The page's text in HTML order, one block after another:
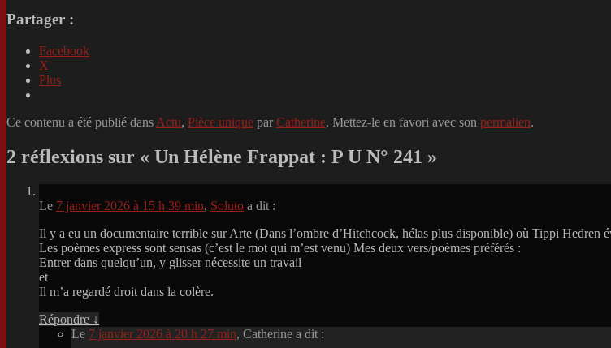
Partager :
Facebook
X
Plus
Ce contenu a été publié dans Actu, Pièce unique par Catherine. Mettez-le en favori avec son permalien.
2 réflexions sur « Un Hélène Frappat : P U N° 241 »
Le 7 janvier 2026 à 15 h 39 min, Soluto a dit :
Il y a eu un documentaire terrible sur Arte (Dans l’ombre d’Hitchcock, hélas plus disponible) où Tippi Hedren
Les poèmes express sont sensas (c’est le mot qui m’est venu) Mes deux vers/poèmes préférés :
Entrer dans quelqu’un, y glisser nécessite un travail
et
Il m’a regardé droit dans la colère.
Répondre ↓
Le 7 janvier 2026 à 20 h 27 min, Catherine a dit :